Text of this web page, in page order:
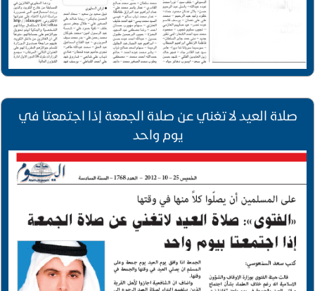
صلاة العيد لا تغني عن صلاة الجمعة إذا اجتمعتا في
يوم واحد